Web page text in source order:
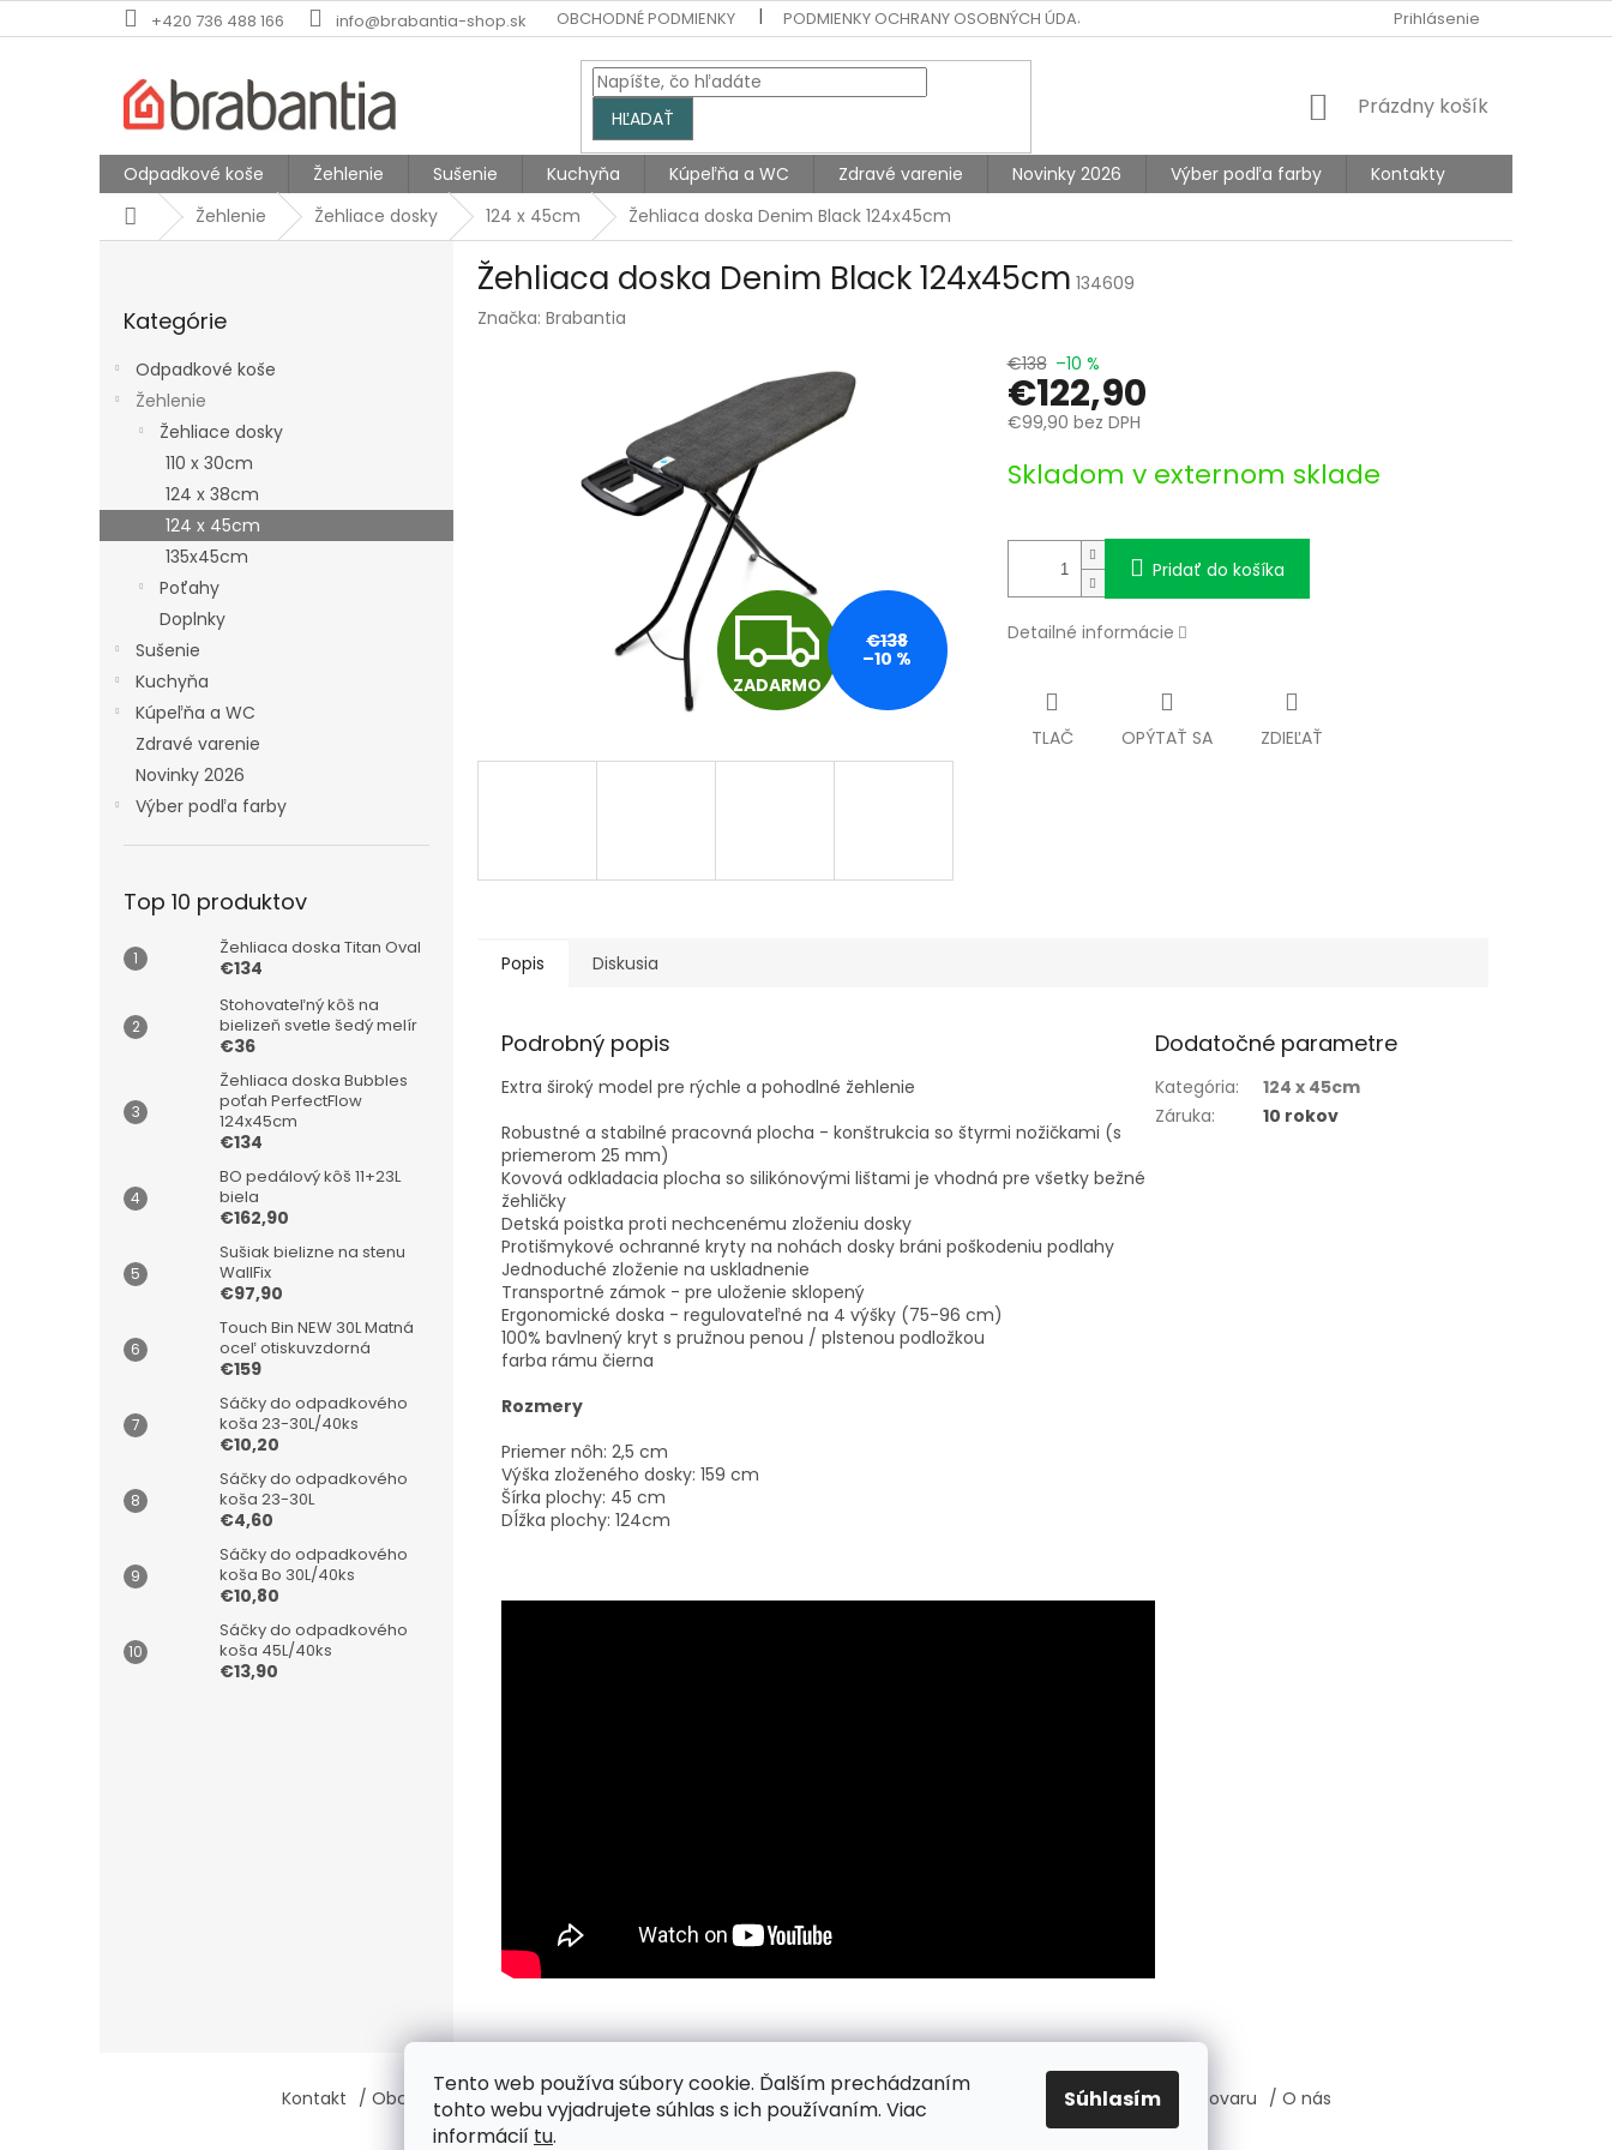
Tento web používa súbory cookie. Ďalším prechádzaním
tohto webu vyjadrujete súhlas s ich používaním. Viac
informácií tu.
Súhlasím
na
+420 736 488 166 info@brabantia-shop.sk OBCHODNÉ PODMIENKY PODMIENKY OCHRANY OSOBNÝCH ÚDAJOV Prihlásenie
HĽADAŤ
NÁKUPNÝ
Prázdny košík
Odpadkové koše Žehlenie Sušenie Kuchyňa Kúpeľňa a WC Zdravé varenie Novinky 2026 Výber podľa farby
Kontakty
DomovŽehlenie Žehliace dosky 124 x 45cm Žehliaca doska Denim Black 124x45cm
kategórie
Kategórie
Odpadkové koše
Žehlenie
Žehliace dosky
110 x 30cm
124 x 38cm
124 x 45cm
135x45cm
Poťahy
Doplnky
Sušenie
Kuchyňa
Kúpeľňa a WC
Zdravé varenie
Novinky 2026
Výber podľa farby
Top 10 produktov
Žehliaca doska Titan Oval
€134
Stohovateľný kôš na
bielizeň svetle šedý melír
€36
Žehliaca doska Bubbles
poťah PerfectFlow
124x45cm
€134
BO pedálový kôš 11+23L
biela
€162,90
Sušiak bielizne na stenu
WallFix
€97,90
Touch Bin NEW 30L Matná
oceľ otiskuvzdorná
€159
Sáčky do odpadkového
koša 23-30L/40ks
€10,20
Sáčky do odpadkového
koša 23-30L
€4,60
Sáčky do odpadkového
koša Bo 30L/40ks
€10,80
Sáčky do odpadkového
koša 45L/40ks
€13,90
Žehliaca doska Denim Black 124x45cm 134609
Značka: Brabantia
Z
A
A
M
O
ZADARMO
€138
–10 %
€138 –10 %
€122,90
€99,90 bez DPH
cena:
Skladom v externom sklade
Pridať do košíka
Detailné informácie
TLAČ OPÝTAŤ SA ZDIEĽAŤ
Popis Diskusia
Podrobný popis
Extra široký model pre rýchle a pohodlné žehlenie
Robustné a stabilné pracovná plocha - konštrukcia so štyrmi nožičkami (s
priemerom 25 mm)
Kovová odkladacia plocha so silikónovými lištami je vhodná pre všetky bežné
žehličky
Detská poistka proti nechcenému zloženiu dosky
Protišmykové ochranné kryty na nohách dosky bráni poškodeniu podlahy
Jednoduché zloženie na uskladnenie
Transportné zámok - pre uloženie sklopený
Ergonomické doska - regulovateľné na 4 výšky (75-96 cm)
100% bavlnený kryt s pružnou penou / plstenou podložkou
farba rámu čierna
Rozmery
Priemer nôh: 2,5 cm
Výška zloženého dosky: 159 cm
Šírka plochy: 45 cm
Dĺžka plochy: 124cm
Dodatočné parametre
Kategória:
124 x 45cm
Záruka: 10 rokov
Kontakt / Obchodné podmienky / Podmienky ochrany osobných údajov / Reklamacia / Vrátenie, výmena tovaru / O nás